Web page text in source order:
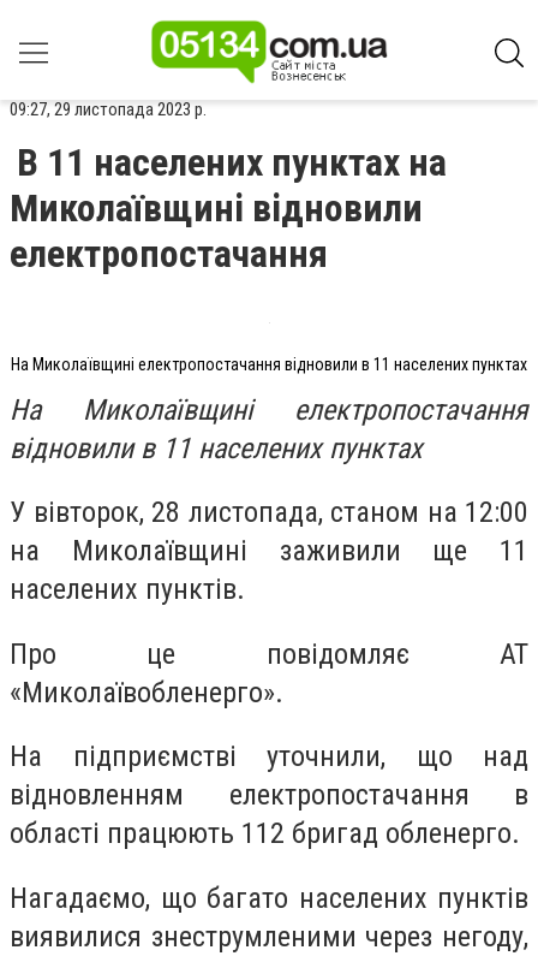
09:27, 29 листопада 2023 р.
В 11 населених пунктах на
Миколаївщині відновили
електропостачання
На Миколаївщині електропостачання відновили в 11 населених пунктах
На Миколаївщині електропостачання
відновили в 11 населених пунктах
У вівторок, 28 листопада, станом на 12:00
на Миколаївщині заживили ще 11
населених пунктів.
Про це повідомляє АТ
«Миколаївобленерго».
На підприємстві уточнили, що над
відновленням електропостачання в
області працюють 112 бригад обленерго.
Нагадаємо, що багато населених пунктів
виявилися знеструмленими через негоду,